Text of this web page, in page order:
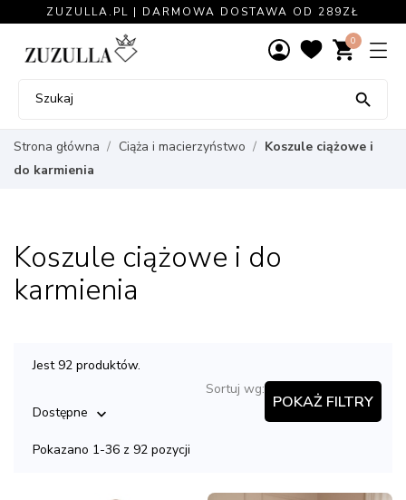
ZUZULLA.PL | DARMOWA DOSTAWA OD 289ZŁ
shopping_cart
0

Strona główna Ciąża i macierzyństwo
Koszule ciążowe i
do karmienia
Koszule ciążowe i do
karmienia
Jest 92 produktów.
Sortuj wg:
Dostępne 
POKAŻ FILTRY
Pokazano 1-36 z 92 pozycji